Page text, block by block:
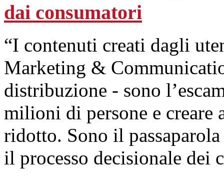
dai consumatori
“I contenuti creati dagli
Marketing &
distribuzione - sono
milioni di persone e creare
ridotto. Sono il
il processo decisionale dei